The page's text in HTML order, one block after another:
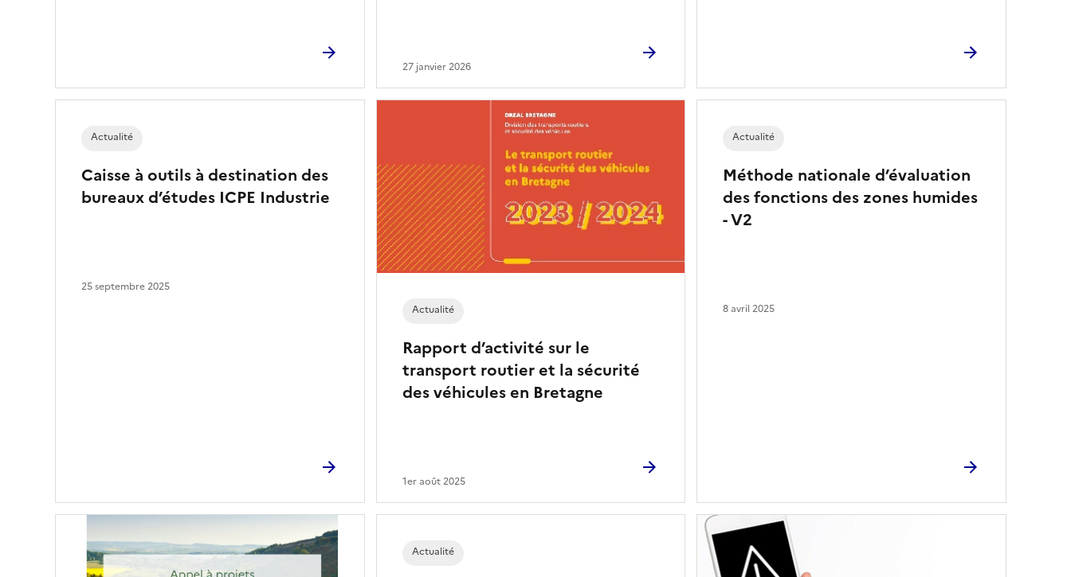
27 janvier 2026
Caisse à outils à destination des
bureaux d’études ICPE Industrie
Actualité
25 septembre 2025
Rapport d’activité sur le
transport routier et la sécurité
des véhicules en Bretagne
Actualité
1er août 2025
Méthode nationale d’évaluation
des fonctions des zones humides
- V2
Actualité
8 avril 2025
Actualité